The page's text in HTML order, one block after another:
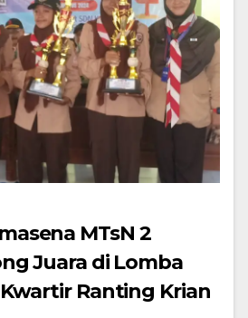
MTsN 2
Juara di Lomba
Ranting Krian